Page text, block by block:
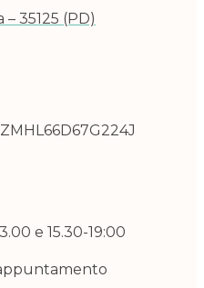
– 35125 (PD)
e 15.30-19:00